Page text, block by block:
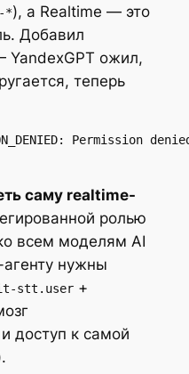
*), а Realtime — это
Добавил
ожил,
теперь
Permission
саму realtime-
ролью
всем моделям AI
нужны
stt.user+
доступ к самой